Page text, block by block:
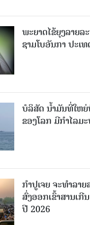
ພະຍາດໄຂ້ຍຸງລາຍລ
ຊາມໂບ​ອັນກາ ປະເ
ບໍລິສັດ ນ້ຳມັນທີ່ໃຫ
ຂອງໂລກ ມີກຳໄລມ
ກຳປູເຈຍ ຈະທຳລາ
ສົ່ງອອກເຂົ້າສານເກີ
ປີ 2026